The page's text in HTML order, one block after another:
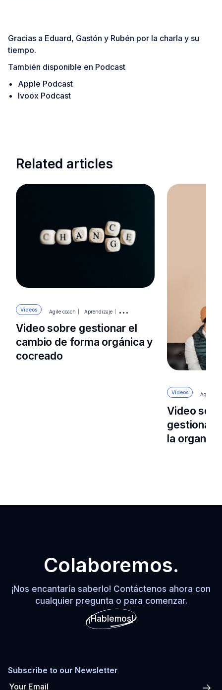
Gracias a Eduard, Gastón y Rubén por la charla y su
tiempo.
También disponible en Podcast
Apple Podcast
Ivoox Podcast
Related articles
Vídeos Agile coach Aprendizaje Mejora continua
Video sobre gestionar el
cambio de forma orgánica y
cocreado
Vídeos Agile
Video
gestionar
la
Colaboremos.
¡Nos encantaría saberlo! Contáctenos ahora con
cualquier pregunta o para comenzar.
¡Hablemos!
Subscribe to our Newsletter